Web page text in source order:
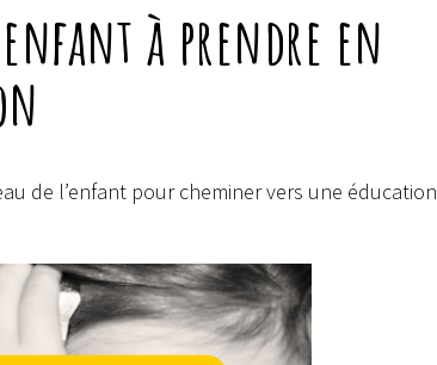
à prendre en
de l’enfant pour cheminer vers une éducation